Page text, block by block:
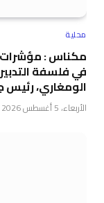
محلية
مكناس : مؤشرات
في فلسفة
الومغاري،
الأربعاء، 5 أغسطس 2026